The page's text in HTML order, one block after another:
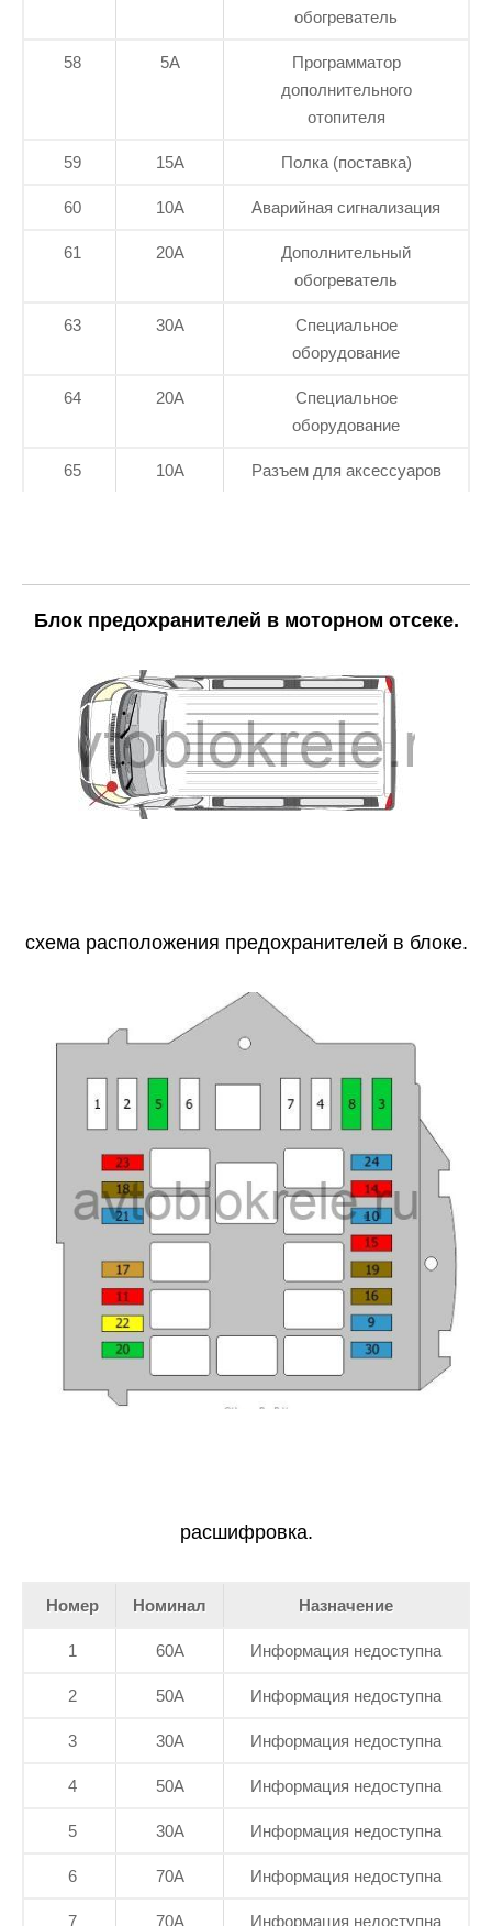
обогреватель
58 5А
Программатор
дополнительного
отопителя
59 15А Полка (поставка)
60 10А Аварийная сигнализация
61 20А
Дополнительный
обогреватель
63 30А
Специальное
оборудование
64 20А
Специальное
оборудование
65 10А Разъем для аксессуаров
Блок предохранителей в моторном отсеке.
схема расположения предохранителей в блоке.
расшифровка.
Номер Номинал Назначение
1 60А Информация недоступна
2 50А Информация недоступна
3 30А Информация недоступна
4 50А Информация недоступна
5 30А Информация недоступна
6 70А Информация недоступна
7 70А Информация недоступна